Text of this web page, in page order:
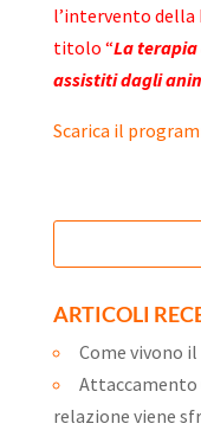
l’intervento della
titolo “La
assistiti dagli
Scarica il
ARTICOLI
Come vivono
Attaccamento
relazione viene